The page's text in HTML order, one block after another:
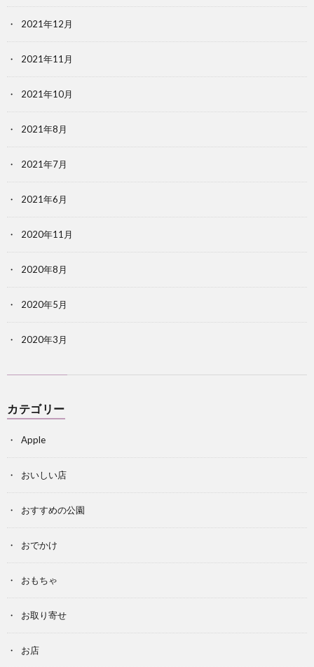
2021年12月
2021年11月
2021年10月
2021年8月
2021年7月
2021年6月
2020年11月
2020年8月
2020年5月
2020年3月
カテゴリー
Apple
おいしい店
おすすめの公園
おでかけ
おもちゃ
お取り寄せ
お店